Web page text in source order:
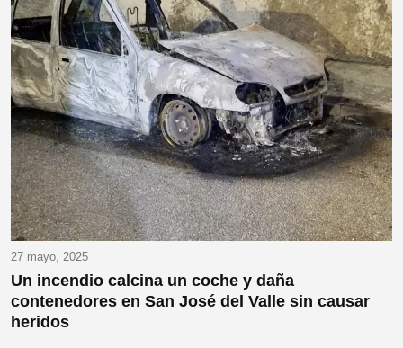
27 mayo, 2025
Un incendio calcina un coche y daña
contenedores en San José del Valle sin causar
heridos